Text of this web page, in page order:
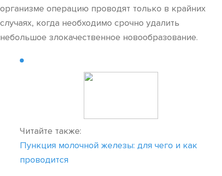
организме операцию проводят только в крайних
случаях, когда необходимо срочно удалить
небольшое злокачественное новообразование.
Читайте также:
Пункция молочной железы: для чего и как
проводится